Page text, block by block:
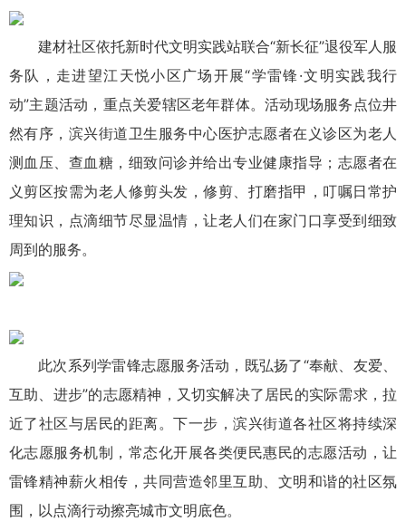
建材社区依托新时代文明实践站联合“新长征”退役军人服
务队，走进望江天悦小区广场开展“学雷锋·文明实践我行
动”主题活动，重点关爱辖区老年群体。活动现场服务点位井
然有序，滨兴街道卫生服务中心医护志愿者在义诊区为老人
测血压、查血糖，细致问诊并给出专业健康指导；志愿者在
义剪区按需为老人修剪头发，修剪、打磨指甲，叮嘱日常护
理知识，点滴细节尽显温情，让老人们在家门口享受到细致
周到的服务。
此次系列学雷锋志愿服务活动，既弘扬了“奉献、友爱、
互助、进步”的志愿精神，又切实解决了居民的实际需求，拉
近了社区与居民的距离。下一步，滨兴街道各社区将持续深
化志愿服务机制，常态化开展各类便民惠民的志愿活动，让
雷锋精神薪火相传，共同营造邻里互助、文明和谐的社区氛
围，以点滴行动擦亮城市文明底色。